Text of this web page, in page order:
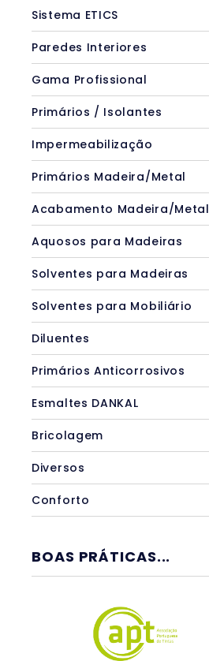
Sistema ETICS
Paredes Interiores
Gama Profissional
Primários / Isolantes
Impermeabilização
Primários Madeira/Metal
Acabamento Madeira/Metal
Aquosos para Madeiras
Solventes para Madeiras
Solventes para Mobiliário
Diluentes
Primários Anticorrosivos
Esmaltes DANKAL
Bricolagem
Diversos
Conforto
BOAS PRÁTICAS...